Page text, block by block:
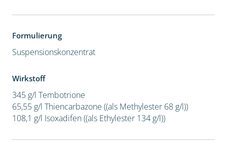
Formulierung
Suspensionskonzentrat
Wirkstoff
345 g/l Tembotrione
65,55 g/l Thiencarbazone ((als Methylester 68 g/l))
108,1 g/l Isoxadifen ((als Ethylester 134 g/l))